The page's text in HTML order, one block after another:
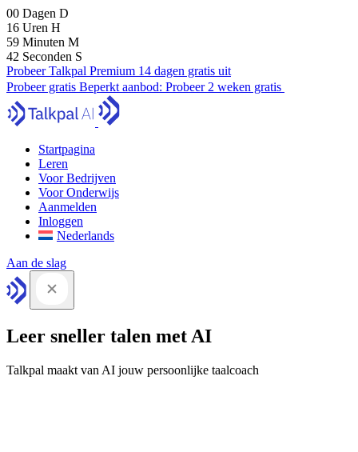
00 Dagen D
16 Uren H
59 Minuten M
41 Seconden S
Probeer Talkpal Premium 14 dagen gratis uit
Probeer gratis Beperkt aanbod: Probeer 2 weken gratis
Startpagina
Leren
Voor Bedrijven
Voor Onderwijs
Aanmelden
Inloggen
Nederlands
Aan de slag
Leer sneller talen met AI
Talkpal maakt van AI jouw persoonlijke taalcoach